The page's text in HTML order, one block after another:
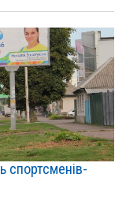
спортсменів-